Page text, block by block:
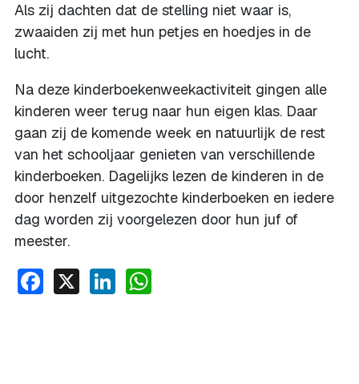
Als zij dachten dat de stelling niet waar is,
zwaaiden zij met hun petjes en hoedjes in de
lucht.
Na deze kinderboekenweekactiviteit gingen alle
kinderen weer terug naar hun eigen klas. Daar
gaan zij de komende week en natuurlijk de rest
van het schooljaar genieten van verschillende
kinderboeken. Dagelijks lezen de kinderen in de
door henzelf uitgezochte kinderboeken en iedere
dag worden zij voorgelezen door hun juf of
meester.
Facebook
X LinkedIn